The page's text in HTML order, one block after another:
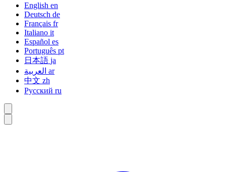
English en
Deutsch de
Français fr
Italiano it
Español es
Português pt
日本語 ja
ar
中文 zh
Русский ru